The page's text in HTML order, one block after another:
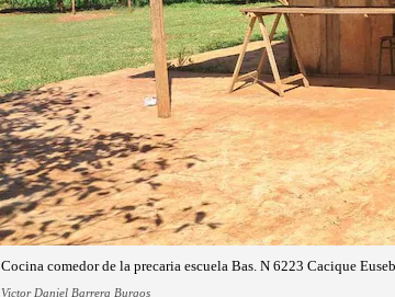
Cocina comedor de la precaria escuela Bas. N 6223 Cacique
Victor Daniel Barrera Burgos